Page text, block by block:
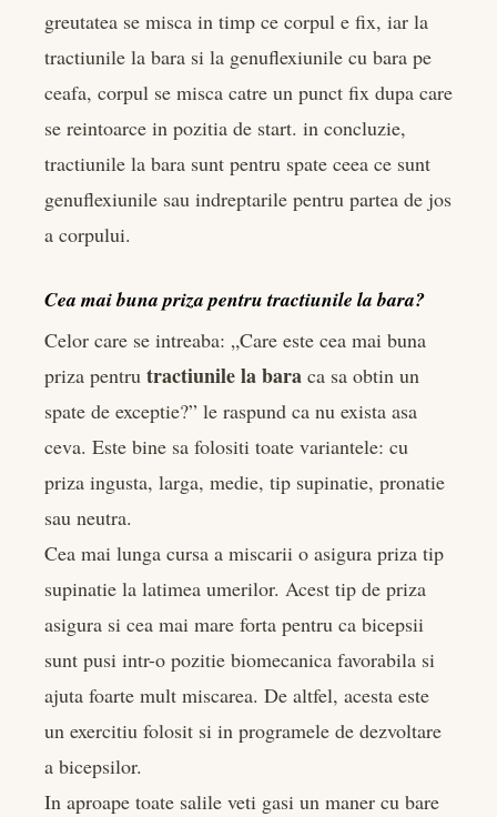
greutatea se misca in timp ce corpul e fix, iar la
tractiunile la bara si la genuflexiunile cu bara pe
ceafa, corpul se misca catre un punct fix dupa care
se reintoarce in pozitia de start. in concluzie,
tractiunile la bara sunt pentru spate ceea ce sunt
genuflexiunile sau indreptarile pentru partea de jos
a corpului.
Cea mai buna priza pentru tractiunile la bara?
Celor care se intreaba: „Care este cea mai buna
priza pentru tractiunile la bara ca sa obtin un
spate de exceptie?” le raspund ca nu exista asa
ceva. Este bine sa folositi toate variantele: cu
priza ingusta, larga, medie, tip supinatie, pronatie
sau neutra.
Cea mai lunga cursa a miscarii o asigura priza tip
supinatie la latimea umerilor. Acest tip de priza
asigura si cea mai mare forta pentru ca bicepsii
sunt pusi intr-o pozitie biomecanica favorabila si
ajuta foarte mult miscarea. De altfel, acesta este
un exercitiu folosit si in programele de dezvoltare
a bicepsilor.
In aproape toate salile veti gasi un maner cu bare